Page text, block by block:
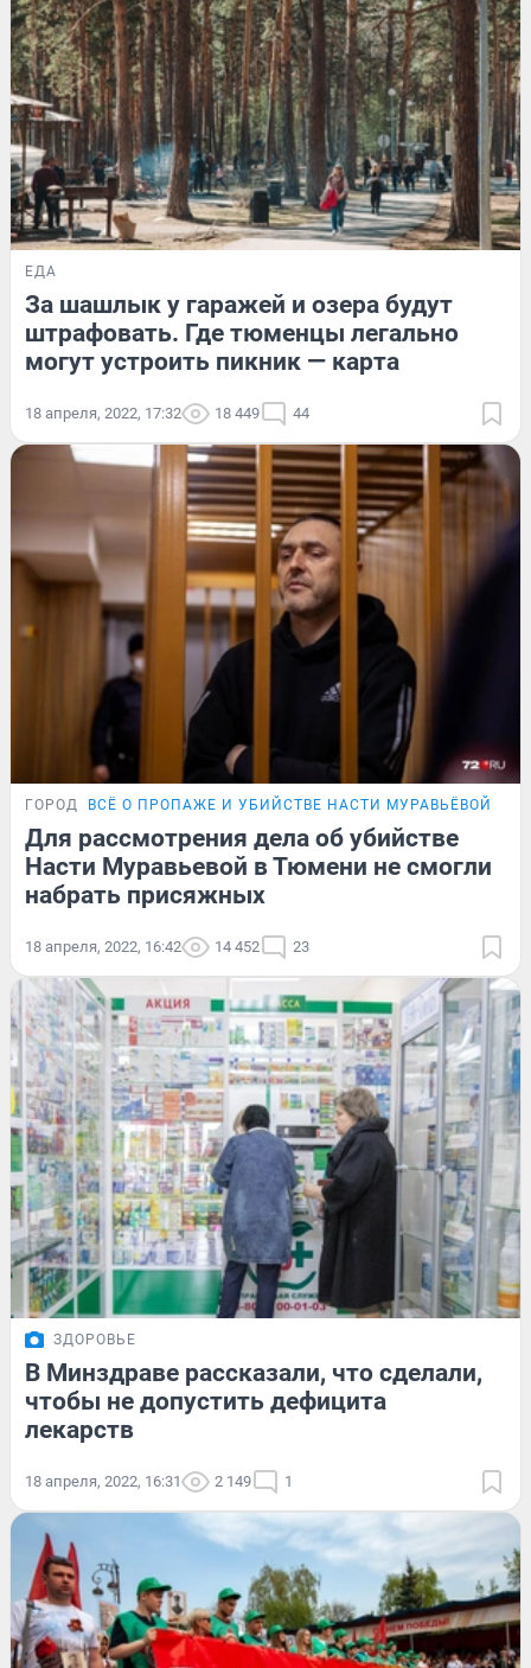
ЕДА
За шашлык у гаражей и озера будут
штрафовать. Где тюменцы легально
могут устроить пикник — карта
18 апреля, 2022, 17:32 18 449 44
ГОРОД ВСЁ О ПРОПАЖЕ И УБИЙСТВЕ НАСТИ МУРАВЬЁВОЙ
Для рассмотрения дела об убийстве
Насти Муравьевой в Тюмени не смогли
набрать присяжных
18 апреля, 2022, 16:42 14 452 23
ЗДОРОВЬЕ
В Минздраве рассказали, что сделали,
чтобы не допустить дефицита
лекарств
18 апреля, 2022, 16:31 2 149 1